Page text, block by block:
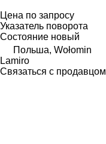
Цена по запросу
Указатель поворота
Состояние новый
Польша, Wołomin
Lamiro
Связаться с продавцом